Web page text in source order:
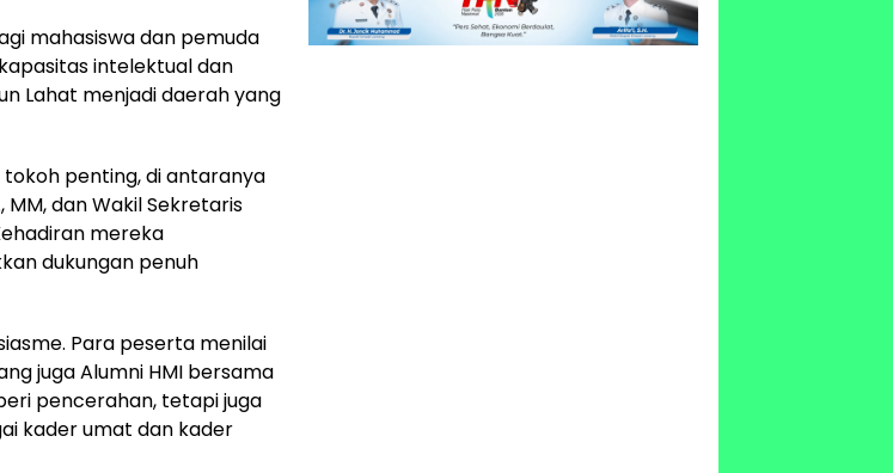
mahasiswa dan pemuda
intelektual dan
Lahat menjadi daerah yang
tokoh penting, di antaranya
dan Wakil Sekretaris
mereka
dukungan penuh
Para peserta menilai
juga Alumni HMI bersama
pencerahan, tetapi juga
kader umat dan kader